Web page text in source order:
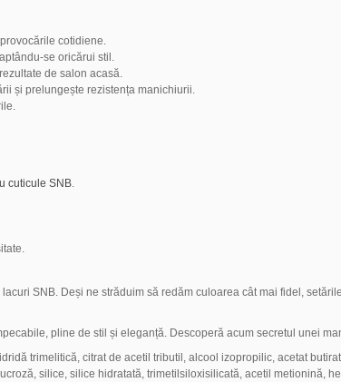
cotidiene.
se oricărui stil.
de salon acasă.
și prelungește rezistența manichiurii.
cuticule SNB.
SNB. Deși ne străduim să redăm culoarea cât mai fidel,
pline de stil și eleganță. Descoperă acum secretul unei
trimelitică, citrat de acetil tributil, alcool izopropilic, acetat
silice, silice hidratată, trimetilsiloxisilicată, acetil metionină,